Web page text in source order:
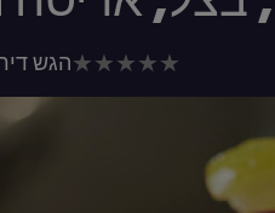
לא
נשלחו
דירוגים
הגש